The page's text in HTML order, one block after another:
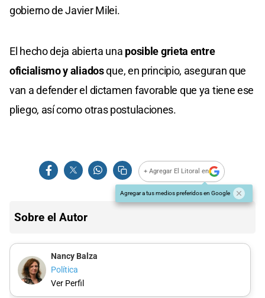
gobierno de Javier Milei.
El hecho deja abierta una posible grieta entre
oficialismo y aliadosque, en principio, aseguran que
van a defender el dictamen favorable que ya tiene ese
pliego, así como otras postulaciones.
+ Agregar El Litoral en
Agregar a tus medios preferidos en Google
Sobre el Autor
Nancy Balza
Política
Ver Perfil